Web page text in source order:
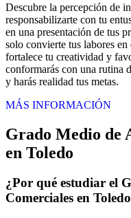
Descubre la percepción de
responsabilizarte con tu
en una presentación de tus
solo convierte tus labores
fortalece tu creatividad y
conformarás con una rutina
y harás realidad tus metas.
MÁS INFORMACIÓN
Grado Medio de
en Toledo
¿Por qué estudiar el
Comerciales en